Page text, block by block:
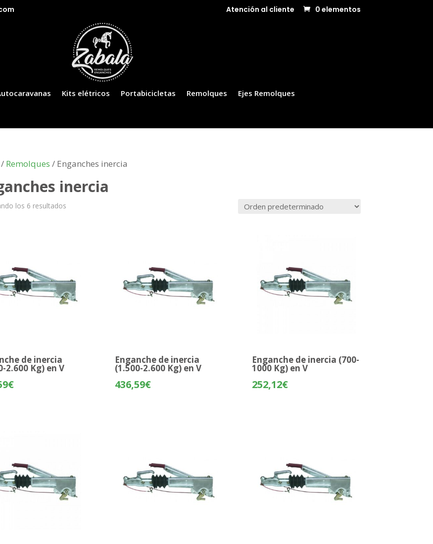
Atención al cliente 0 elementos
Kits elétricos Portabicicletas Remolques
Ejes Remolques
/ Remolques / Enganches inercia
inercia
los 6 resultados
de inercia
2.600 Kg) en V
€
Enganche de inercia
(1.500-2.600 Kg) en V
436,59€
Enganche de inercia (700-
1000 Kg) en V
252,12€